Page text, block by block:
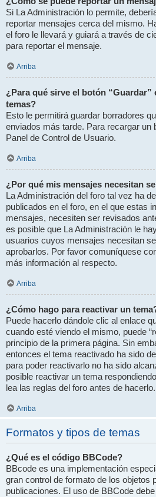
Si La Administración lo permite,
reportar mensajes cerca del mismo.
el foro le llevará y guiará a través de
para reportar el mensaje.
Arriba
¿Para qué sirve el botón “Guardar”
temas?
Esto le permitirá guardar borradores
enviados más tarde. Para recargar un
Panel de Control de Usuario.
Arriba
¿Por qué mis mensajes necesitan
La Administración del foro tal vez ha
publicados en el foro, en el que estas
mensajes, necesiten ser revisados
es posible que La Administración le
usuarios cuyos mensajes necesitan
aprobarlos. Por favor comuníquese
más información al respecto.
Arriba
¿Cómo hago para reactivar un
Puede hacerlo dándole clic al enlace
cuando esté viendo el mismo, puede
principio de la primera página. Sin
entonces el tema reactivado ha sido
para poder reactivarlo no ha sido
posible reactivar un tema
lea las reglas del foro antes de hacerlo.
Arriba
Formatos y tipos de temas
¿Qué es el código BBCode?
BBcode es una implementación
gran control de formato de los objetos
publicaciones. El uso de BBCode